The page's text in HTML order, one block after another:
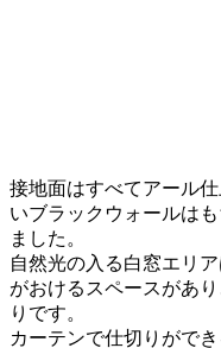
接地面はすべてアール
いブラックウォールは
ました。
自然光の入る白窓エリ
がおけるスペースがあ
りです。
カーテンで仕切りがで